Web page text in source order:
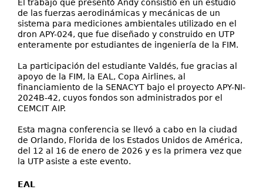
El trabajo que presentó Andy consistió en un estudio
de las fuerzas aerodinámicas y mecánicas de un
sistema para mediciones ambientales utilizado en el
dron APY-024, que fue diseñado y construido en UTP
enteramente por estudiantes de ingeniería de la FIM.
La participación del estudiante Valdés, fue gracias al
apoyo de la FIM, la EAL, Copa Airlines, al
financiamiento de la SENACYT bajo el proyecto APY-NI-
2024B-42, cuyos fondos son administrados por el
CEMCIT AIP.
Esta magna conferencia se llevó a cabo en la ciudad
de Orlando, Florida de los Estados Unidos de América,
del 12 al 16 de enero de 2026 y es la primera vez que
la UTP asiste a este evento.
EAL